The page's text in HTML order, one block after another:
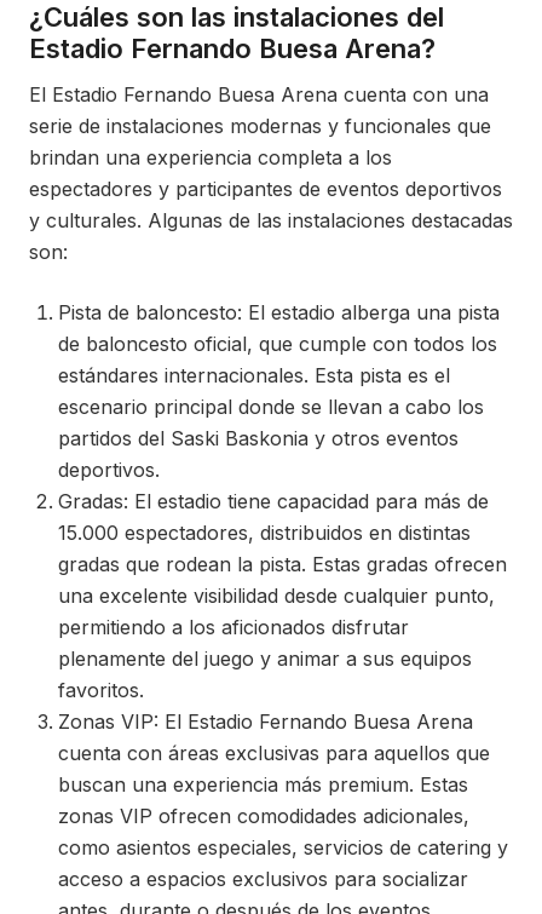
¿Cuáles son las instalaciones del
Estadio Fernando Buesa Arena?
El Estadio Fernando Buesa Arena cuenta con una
serie de instalaciones modernas y funcionales que
brindan una experiencia completa a los
espectadores y participantes de eventos deportivos
y culturales. Algunas de las instalaciones destacadas
son:
Pista de baloncesto: El estadio alberga una pista
de baloncesto oficial, que cumple con todos los
estándares internacionales. Esta pista es el
escenario principal donde se llevan a cabo los
partidos del Saski Baskonia y otros eventos
deportivos.
Gradas: El estadio tiene capacidad para más de
15.000 espectadores, distribuidos en distintas
gradas que rodean la pista. Estas gradas ofrecen
una excelente visibilidad desde cualquier punto,
permitiendo a los aficionados disfrutar
plenamente del juego y animar a sus equipos
favoritos.
Zonas VIP: El Estadio Fernando Buesa Arena
cuenta con áreas exclusivas para aquellos que
buscan una experiencia más premium. Estas
zonas VIP ofrecen comodidades adicionales,
como asientos especiales, servicios de catering y
acceso a espacios exclusivos para socializar